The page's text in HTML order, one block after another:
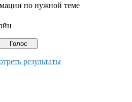
по нужной теме
результаты